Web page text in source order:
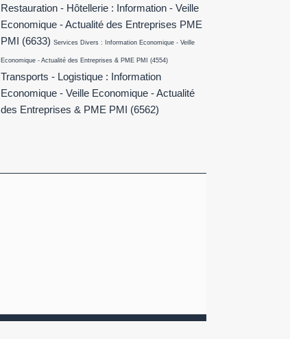
Restauration - Hôtellerie : Information - Veille
Economique - Actualité des Entreprises PME
PMI
(6633) Services Divers : Information Economique - Veille
Economique - Actualité des Entreprises & PME PMI (4554)
Transports - Logistique : Information
Economique - Veille Economique - Actualité
des Entreprises & PME PMI
(6562)